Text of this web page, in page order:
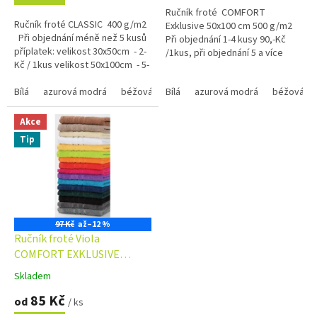
Ručník froté CLASSIC 400 g/m2
Při objednání méně než 5 kusů
příplatek: velikost 30x50cm - 2-
Kč / 1kus velikost 50x100cm - 5-
Bílá
azurová modrá béžová černá červená hnědá 1420
5
hvězdiček.
Ručník froté COMFORT
Exklusive 50x100 cm 500 g/m2
Při objednání 1-4 kusy 90,-Kč
/1kus, při objednání 5 a více
Bílá
azurová modrá béžová
Akce
Tip
97 Kč až–12 %
Ručník froté Viola
COMFORT EXKLUSIVE
50x100 cm 500 g/m2
Průměrné
produktu
Skladem
od 85 Kč / ks